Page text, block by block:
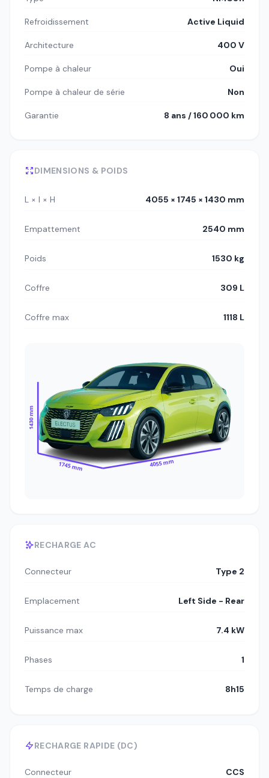
Refroidissement Active Liquid
Architecture 400 V
Pompe à chaleur Oui
Pompe à chaleur de série Non
Garantie 8 ans / 160 000 km
DIMENSIONS & POIDS
L × l × H 4055 × 1745 × 1430 mm
Empattement 2540 mm
Poids 1530 kg
Coffre 309 L
Coffre max 1118 L
1430 mm
1745 mm 4055 mm
RECHARGE AC
Connecteur Type 2
Emplacement Left Side - Rear
Puissance max 7.4 kW
Phases 1
Temps de charge 8h15
RECHARGE RAPIDE (DC)
Connecteur CCS